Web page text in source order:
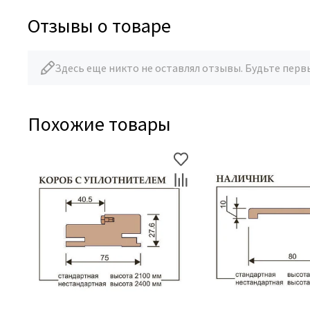
Отзывы о товаре
Здесь еще никто не оставлял отзывы. Будьте
Похожие товары